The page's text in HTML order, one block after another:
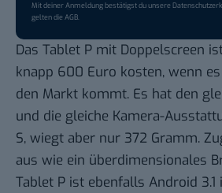
Mit deiner Anmeldung bestätigst du unsere
gelten dieAGB.
Das Tablet P mit Doppelscreen
knapp 600 Euro kosten, wenn
den Markt kommt. Es hat den
und die gleiche Kamera-
S, wiegt aber nur 372 Gramm.
aus wie ein überdimensionales
Tablet P ist ebenfalls Android 3.1